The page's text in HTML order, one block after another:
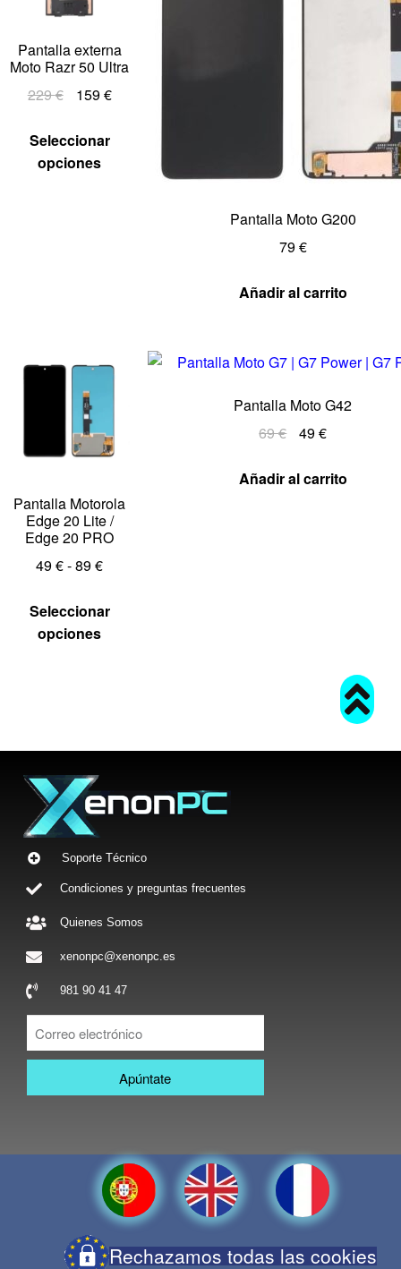
Pantalla externa
Moto Razr 50 Ultra
229€ 159€
Seleccionar
opciones
Pantalla Moto G200
79€
Añadir al carrito
Pantalla Motorola
Edge 20 Lite /
Edge 20 PRO
49€-89€
Seleccionar
opciones
Pantalla Moto G42
69€ 49€
Añadir al carrito
Soporte Técnico
Condiciones y preguntas frecuentes
Quienes Somos
xenonpc@xenonpc.es
981 90 41 47
Apúntate
Rechazamos todas las cookies